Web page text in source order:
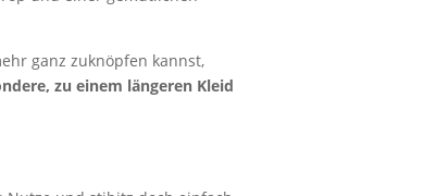
ganz zuknöpfen kannst,
zu einem längeren Kleid